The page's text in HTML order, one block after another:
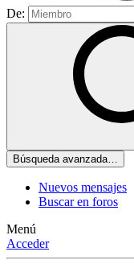
De:
Búsqueda avanzada…
Nuevos mensajes
Buscar en foros
Menú
Acceder